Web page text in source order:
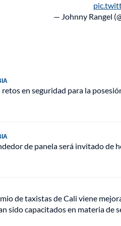
— Johnny Rangel
retos en seguridad para la
de panela será invitado de
de taxistas de Cali viene
sido capacitados en materia de